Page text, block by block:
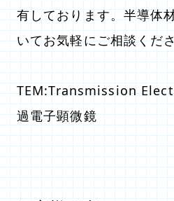
有しております。半導体
いてお気軽にご相談くださ
TEM:Transmission
過電子顕微鏡